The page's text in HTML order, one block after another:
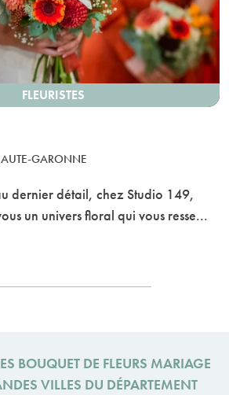
FLEURISTES
GARONNE
dernier détail, chez Studio 149,
un univers floral qui vous resse...
BOUQUET DE FLEURS MARIAGE
VILLES DU DÉPARTEMENT